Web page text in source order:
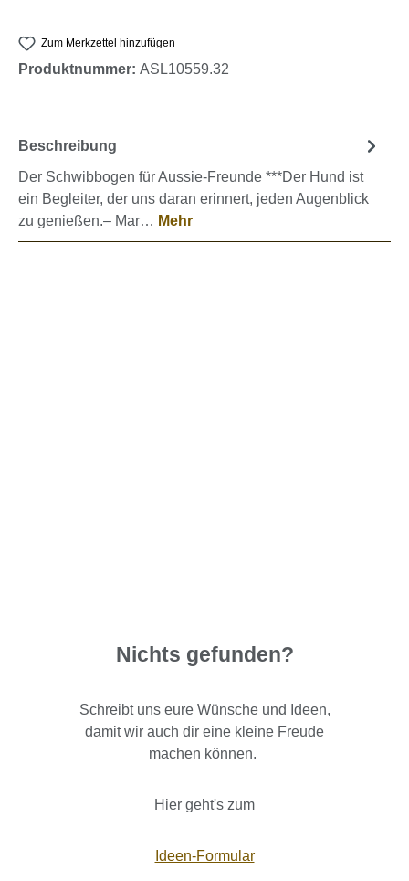
Zum Merkzettel hinzufügen
Produktnummer: ASL10559.32
Beschreibung
Der Schwibbogen für Aussie-Freunde ***Der Hund ist
ein Begleiter, der uns daran erinnert, jeden Augenblick
zu genießen.– Mar… Mehr
Nichts gefunden?
Schreibt uns eure Wünsche und Ideen,
damit wir auch dir eine kleine Freude
machen können.
Hier geht's zum
Ideen-Formular